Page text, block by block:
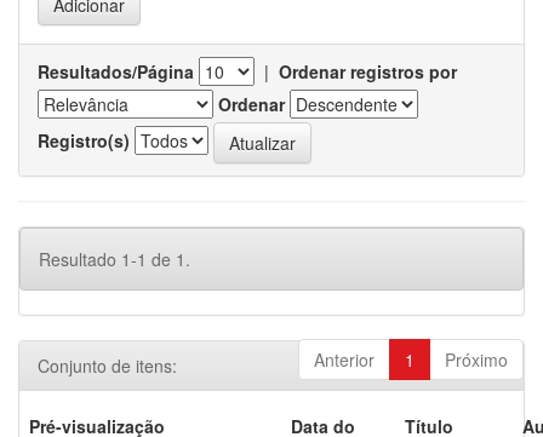
Resultados/Página | Ordenar registros por
Ordenar
Registro(s)
Resultado 1-1 de 1.
Anterior 1 Próximo
Conjunto de itens:
Pré-visualização
Data do
Título